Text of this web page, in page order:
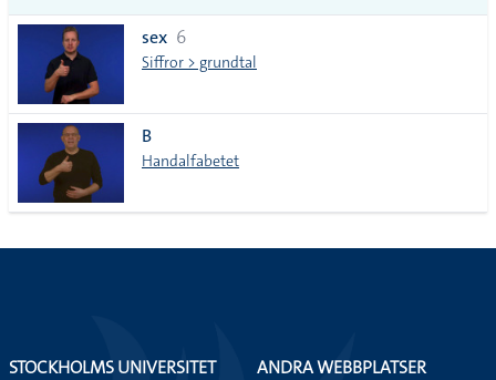
alla i
lista
sex 6
Siffror > grundtal
B
Handalfabetet
STOCKHOLMS UNIVERSITET
ANDRA WEBBPLATSER